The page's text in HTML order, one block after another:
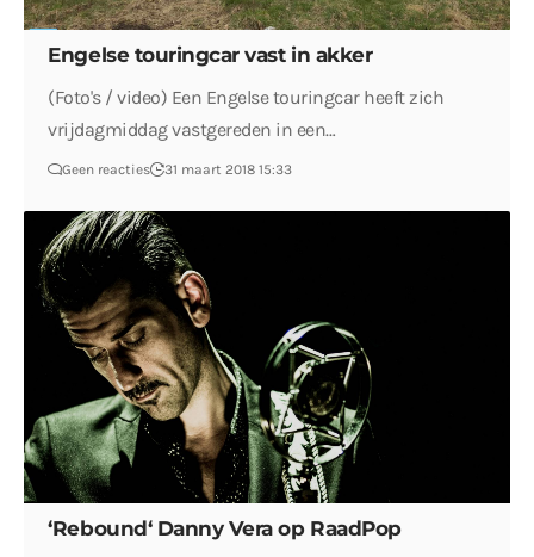
Engelse touringcar vast in akker
(Foto's / video) Een Engelse touringcar heeft zich
vrijdagmiddag vastgereden in een…
Geen reacties 31 maart 2018 15:33
‘Rebound‘ Danny Vera op RaadPop